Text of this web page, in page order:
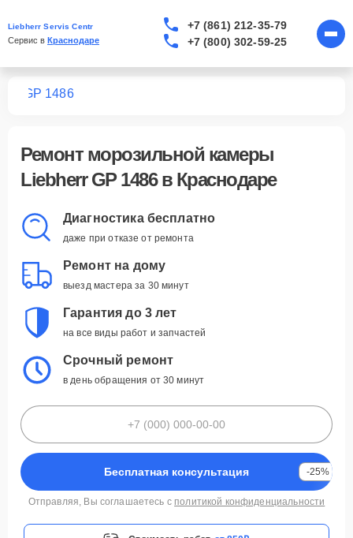
Liebherr Servis Centr
Сервис в Краснодаре
+7 (861) 212-35-79
+7 (800) 302-59-25
GP 1486
Ремонт морозильной камеры
Liebherr GP 1486в Краснодаре
Диагностика бесплатно
даже при отказе от ремонта
Ремонт на дому
выезд мастера за 30 минут
Гарантия до 3 лет
на все виды работ и запчастей
Срочный ремонт
в день обращения от 30 минут
Бесплатная консультация -25%
Отправляя, Вы соглашаетесь с политикой конфиденциальности